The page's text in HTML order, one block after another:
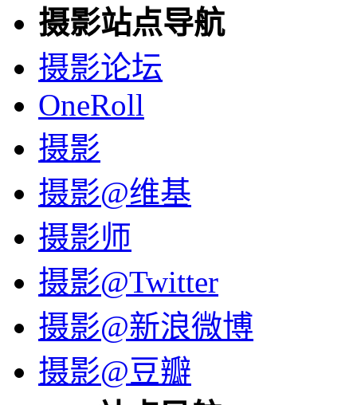
摄影站点导航
摄影论坛
OneRoll
摄影
摄影@维基
摄影师
摄影@Twitter
摄影@新浪微博
摄影@豆瓣